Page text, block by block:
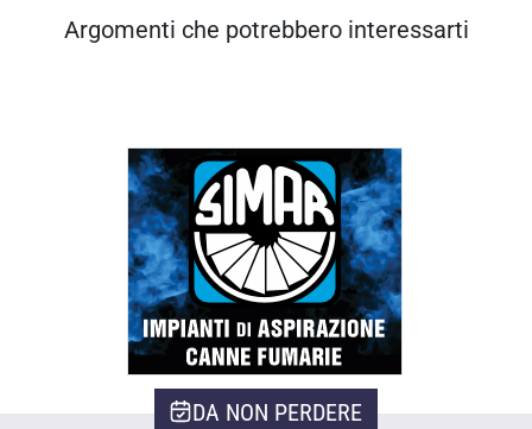
DA NON PERDERE
Argomenti che potrebbero interessarti